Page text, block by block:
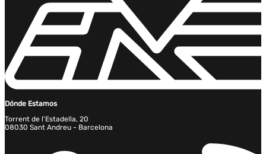
Dónde Estamos
Torrent de l'Estadella, 20
08030 Sant Andreu - Barcelona